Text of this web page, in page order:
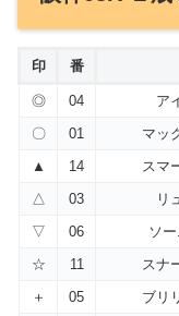
印 番
◎ 04 ア
〇
01 マッ
▲
14 スマ
△
03 リ
▽
06 ソ
☆
11 スナ
＋
05 ブリ